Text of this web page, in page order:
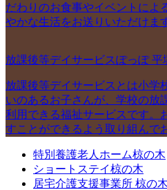
だわりのお食事やイベントによ
やかな生活をお送りいただけま
放課後等デイサービスぽっぽ 平
放課後等デイサービスとは小学
いのあるお子さんが、学校の放
利用できる福祉サービスです。
すことができるよう取り組んで
特別養護老人ホーム椋の木
ショートステイ椋の木
居宅介護支援事業所 椋の木